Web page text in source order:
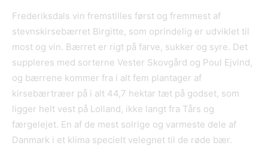
Frederiksdals vin fremstilles først og fremmest af
stevnskirsebærret Birgitte, som oprindelig er udviklet til
most og vin. Bærret er rigt på farve, sukker og syre. Det
suppleres med sorterne Vester Skovgård og Poul Ejvind,
og bærrene kommer fra i alt fem plantager af
kirsebærtræer på i alt 44,7 hektar tæt på godset, som
ligger helt vest på Lolland, ikke langt fra Tårs og
færgelejet. En af de mest solrige og varmeste dele af
Danmark i et klima specielt velegnet til de røde bær.